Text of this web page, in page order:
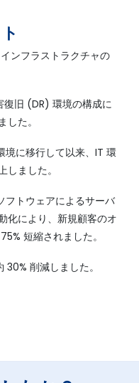
ンフラストラクチャの
旧 (DR) 環境の構成に
した。
境に移行して以来、IT 環
しました。
フトウェアによるサーバ
化により、新規顧客のオ
短縮されました。
削減しました。